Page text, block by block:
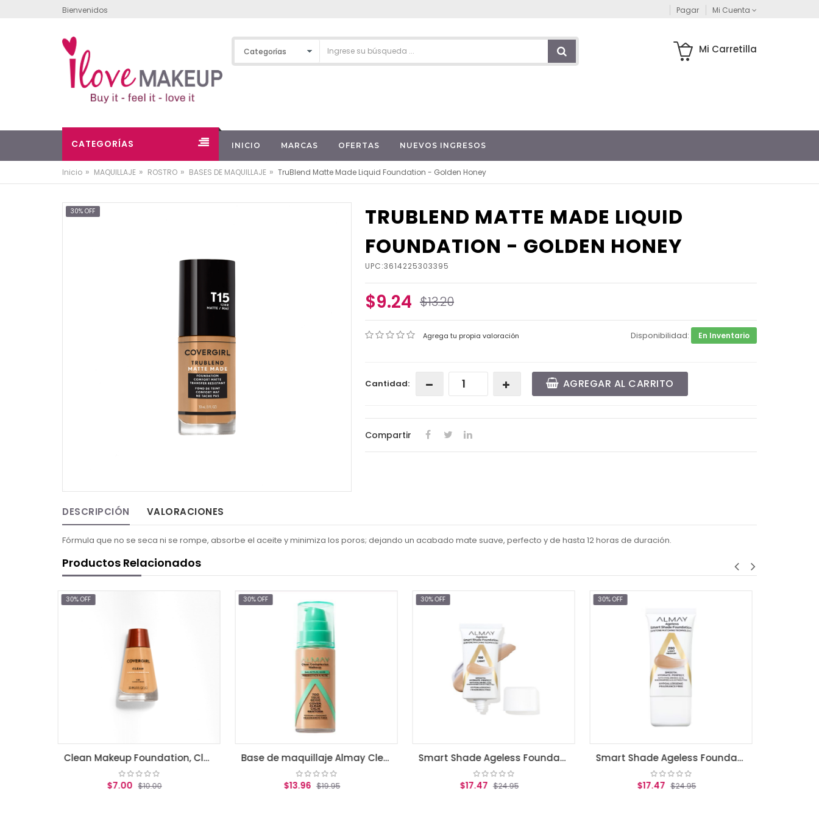
Bienvenidos Pagar Mi Cuenta
Mi Carretilla
CATEGORÍAS INICIO MARCAS OFERTAS NUEVOS INGRESOS
Inicio » MAQUILLAJE » ROSTRO » BASES DE MAQUILLAJE » TruBlend Matte Made Liquid Foundation - Golden Honey
30% OFF
TRUBLEND MATTE MADE LIQUID
FOUNDATION - GOLDEN HONEY
UPC:3614225303395
$9.24 $13.20
Agrega tu propia valoración Disponibilidad: En Inventario
Cantidad: AGREGAR AL CARRITO
Compartir
DESCRIPCIÓN VALORACIONES
Fórmula que no se seca ni se rompe, absorbe el aceite y minimiza los poros; dejando un acabado mate suave, perfecto y de hasta 12 horas de duración.
Productos Relacionados
30% OFF
$13.96 $19.95
30% OFF
$17.47 $24.95
30% OFF
$17.47 $24.95
30% OFF
$17.47
AGREGAR AL CARRITO